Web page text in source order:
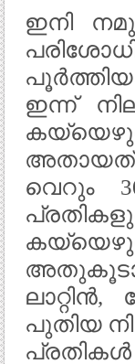
ഇനി
ഇന്ന്
അതായത്
വെറും
പുതിയ